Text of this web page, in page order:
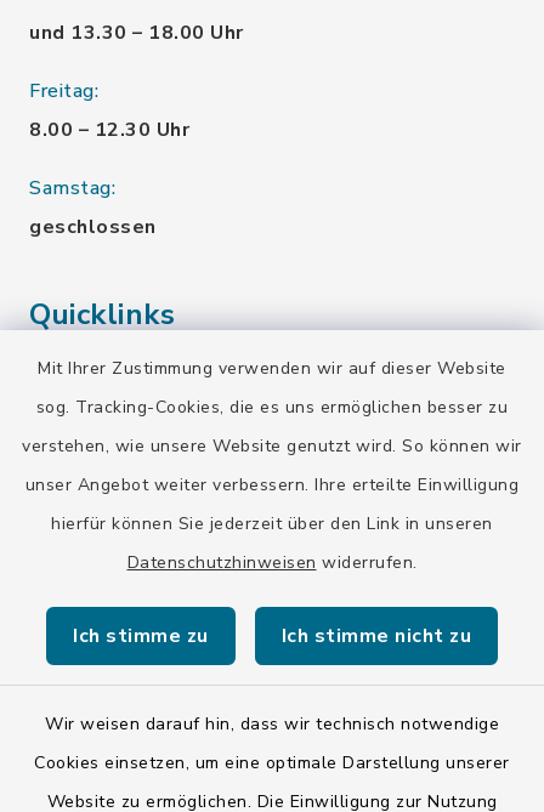
Mit Ihrer Zustimmung verwenden wir auf dieser Website
sog. Tracking-Cookies, die es uns ermöglichen besser zu
verstehen, wie unsere Website genutzt wird. So können wir
unser Angebot weiter verbessern. Ihre erteilte Einwilligung
hierfür können Sie jederzeit über den Link in unseren
Datenschutzhinweisen widerrufen.
Ich stimme zu Ich stimme nicht zu
Wir weisen darauf hin, dass wir technisch notwendige
Cookies einsetzen, um eine optimale Darstellung unserer
Website zu ermöglichen. Die Einwilligung zur Nutzung
und 13.30 – 18.00 Uhr
Freitag:
8.00 – 12.30 Uhr
Samstag:
geschlossen
Quicklinks
Landratsamt Bad Tölz-Wolfratshausen
BayernPortal
Kontakt
Barrierefreiheit